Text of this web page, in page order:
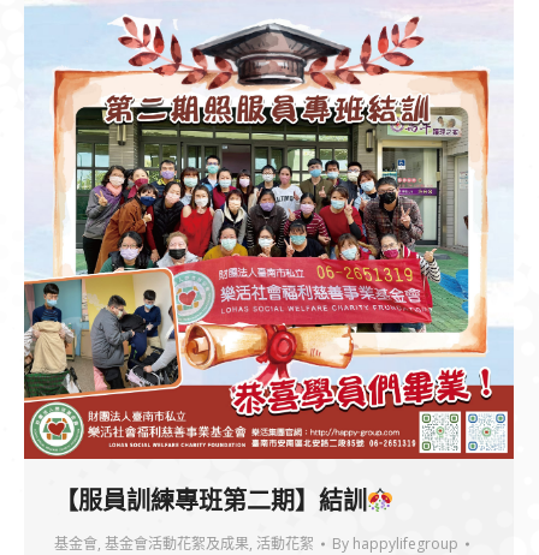
【服員訓練專班第二期】結訓
基金會, 基金會活動花絮及成果, 活動花絮 By happylifegroup